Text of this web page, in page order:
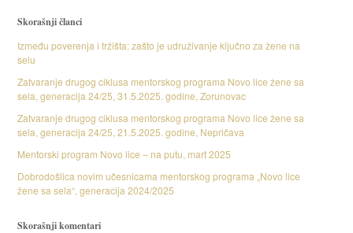
Skorašnji članci
Između poverenja i tržišta: zašto je udruživanje ključno za žene na
selu
Zatvaranje drugog ciklusa mentorskog programa Novo lice žene sa
sela, generacija 24/25, 31.5.2025. godine, Zorunovac
Zatvaranje drugog ciklusa mentorskog programa Novo lice žene sa
sela, generacija 24/25, 21.5.2025. godine, Nepričava
Mentorski program Novo lice – na putu, mart 2025
Dobrodošlica novim učesnicama mentorskog programa „Novo lice
žene sa sela“, generacija 2024/2025
Skorašnji komentari